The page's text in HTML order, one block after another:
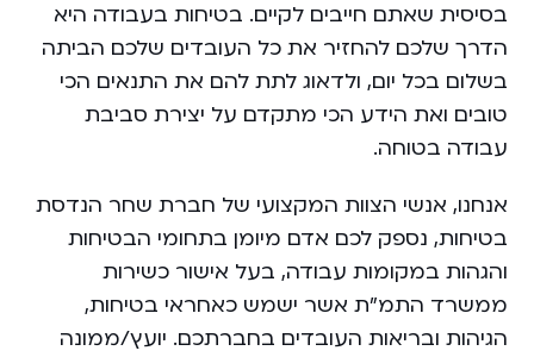
בסיסית שאתם ‏חייבים לקיים. בטיחות בעבודה היא
הדרך שלכם להחזיר את כל העובדים שלכם הביתה
בשלום בכל יום, ולדאוג לתת להם את התנאים הכי
טובים ואת הידע הכי מתקדם על ‏יצירת סביבת
עבודה בטוחה.
אנחנו, אנשי הצוות המקצועי של חברת שחר הנדסת
בטיחות, ‏נספק לכם אדם מיומן בתחומי הבטיחות
והגהות במקומות עבודה, בעל אישור כשירות
ממשרד התמ”ת אשר ישמש כאחראי בטיחות,
הגיהות ובריאות העובדים בחברתכם. יועץ/ממונה